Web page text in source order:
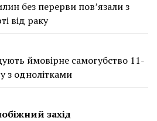
без перерви пов’язали з
від раку
ймовірне самогубство 11-
з однолітками
захід